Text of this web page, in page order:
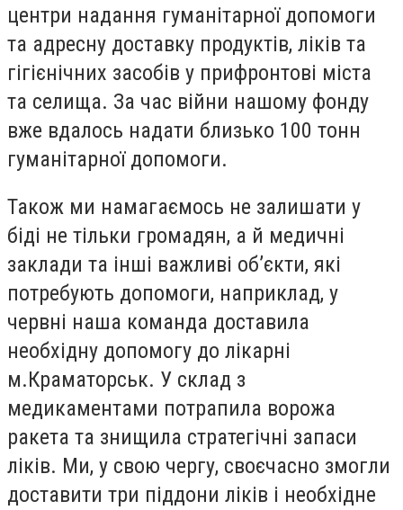
центри надання гуманітарної допомоги
та адресну доставку продуктів, ліків та
гігієнічних засобів у прифронтові міста
та селища. За час війни нашому фонду
вже вдалось надати близько 100 тонн
гуманітарної допомоги.
Також ми намагаємось не залишати у
біді не тільки громадян, а й медичні
заклади та інші важливі об’єкти, які
потребують допомоги, наприклад, у
червні наша команда доставила
необхідну допомогу до лікарні
м.Краматорськ. У склад з
медикаментами потрапила ворожа
ракета та знищила стратегічні запаси
ліків. Ми, у свою чергу, своєчасно змогли
доставити три піддони ліків і необхідне